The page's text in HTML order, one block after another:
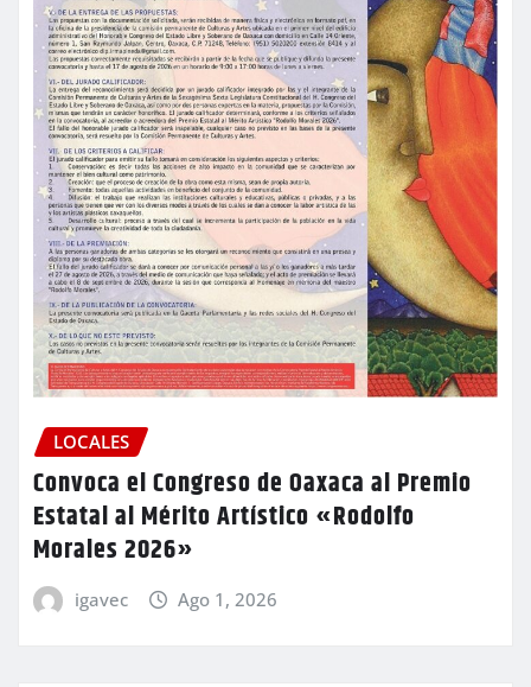
LOCALES
Convoca el Congreso de Oaxaca al Premio
Estatal al Mérito Artístico «Rodolfo
Morales 2026»
igavec Ago 1, 2026